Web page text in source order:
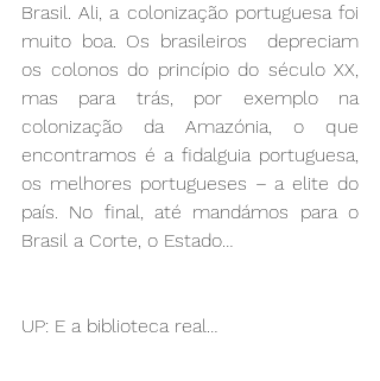
Brasil. Ali, a colonização portuguesa foi
muito boa. Os brasileiros  depreciam
os colonos do princípio do século XX,
mas para trás, por exemplo na
colonização da Amazónia, o que
encontramos é a fidalguia portuguesa,
os melhores portugueses – a elite do
país. No final, até mandámos para o
Brasil a Corte, o Estado…
UP: E a biblioteca real…